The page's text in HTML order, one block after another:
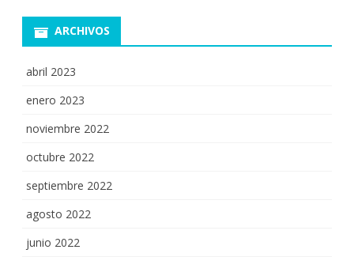
ARCHIVOS
abril 2023
enero 2023
noviembre 2022
octubre 2022
septiembre 2022
agosto 2022
junio 2022